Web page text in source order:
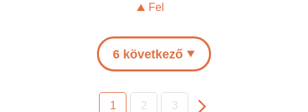
Fel
6 következő
1 2 3